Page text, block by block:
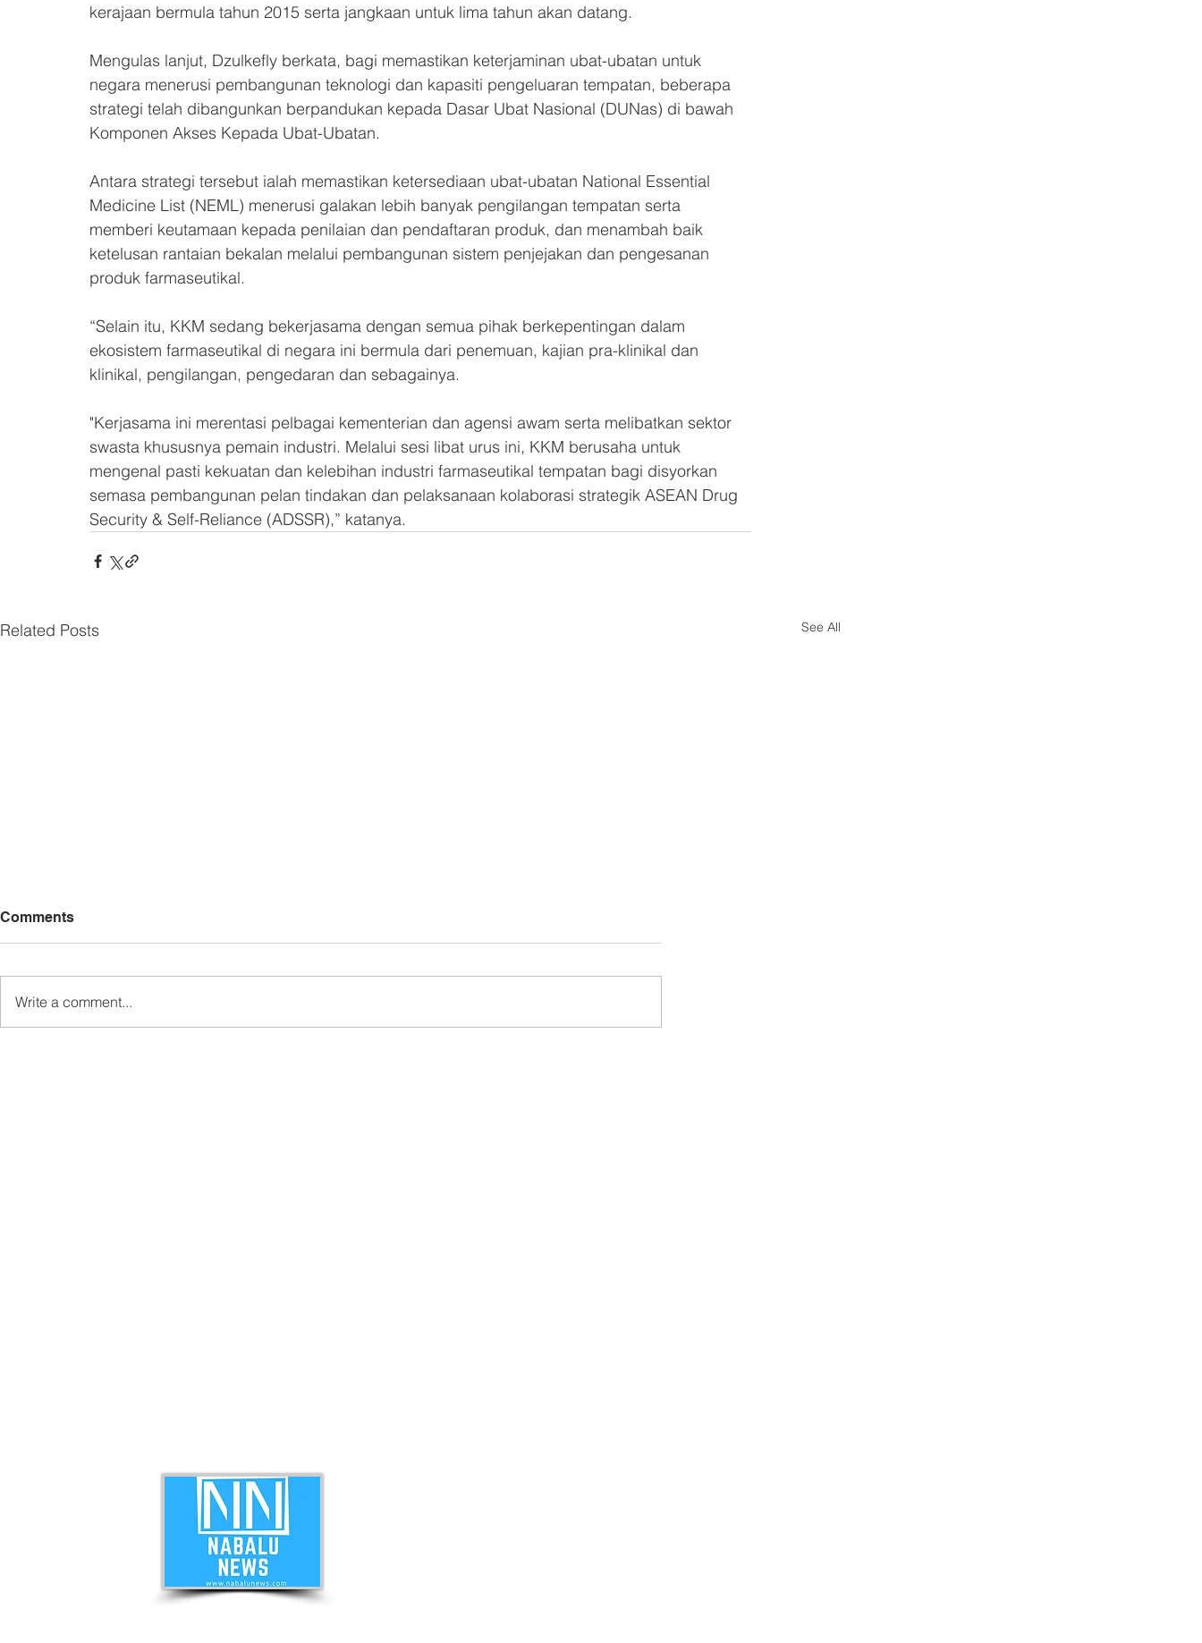
kerajaan bermula tahun 2015 serta jangkaan untuk lima tahun akan datang.
Mengulas lanjut, Dzulkefly berkata, bagi memastikan keterjaminan ubat-ubatan untuk
negara menerusi pembangunan teknologi dan kapasiti pengeluaran tempatan, beberapa
strategi telah dibangunkan berpandukan kepada Dasar Ubat Nasional (DUNas) di bawah
Komponen Akses Kepada Ubat-Ubatan.
Antara strategi tersebut ialah memastikan ketersediaan ubat-ubatan National Essential
Medicine List (NEML) menerusi galakan lebih banyak pengilangan tempatan serta
memberi keutamaan kepada penilaian dan pendaftaran produk, dan menambah baik
ketelusan rantaian bekalan melalui pembangunan sistem penjejakan dan pengesanan
produk farmaseutikal.
“Selain itu, KKM sedang bekerjasama dengan semua pihak berkepentingan dalam
ekosistem farmaseutikal di negara ini bermula dari penemuan, kajian pra-klinikal dan
klinikal, pengilangan, pengedaran dan sebagainya.
"Kerjasama ini merentasi pelbagai kementerian dan agensi awam serta melibatkan sektor
swasta khususnya pemain industri. Melalui sesi libat urus ini, KKM berusaha untuk
mengenal pasti kekuatan dan kelebihan industri farmaseutikal tempatan bagi disyorkan
semasa pembangunan pelan tindakan dan pelaksanaan kolaborasi strategik ASEAN Drug
Security & Self-Reliance (ADSSR),” katanya.
Related Posts See All
Comments
Write a comment...